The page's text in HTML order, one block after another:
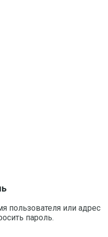
пользователя или адрес
пароль.